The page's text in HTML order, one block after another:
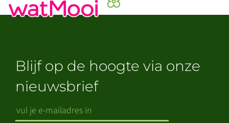
Blijf op de hoogte via onze
nieuwsbrief